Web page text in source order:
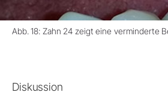
Abb. 18: Zahn 24 zeigt eine verminderte
Diskussion